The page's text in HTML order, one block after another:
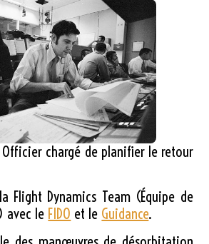
chargé de planifier le retour
Flight Dynamics Team (Équipe de
avec le FIDO et le Guidance.